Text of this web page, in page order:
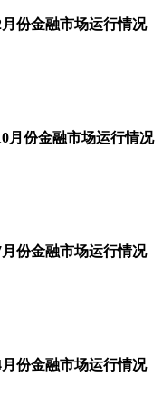
月份金融市场运行情况
月份金融市场运行情况
月份金融市场运行情况
月份金融市场运行情况